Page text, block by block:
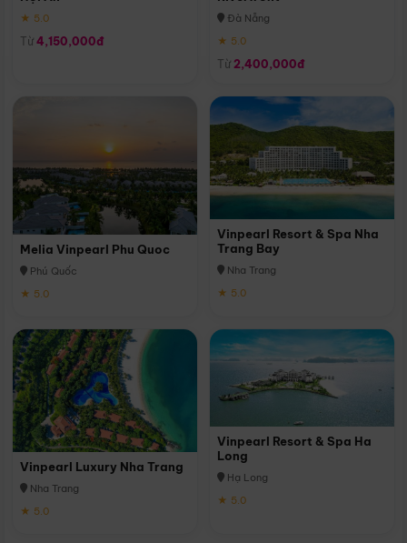
★ 5.0
Từ 4,150,000đ
Đà Nẵng
★ 5.0
Từ 2,400,000đ
Melia Vinpearl Phu Quoc
Phú Quốc
★ 5.0
Vinpearl Resort & Spa Nha
Trang Bay
Nha Trang
★ 5.0
Vinpearl Luxury Nha Trang
Nha Trang
★ 5.0
Vinpearl Resort & Spa Ha
Long
Hạ Long
★ 5.0